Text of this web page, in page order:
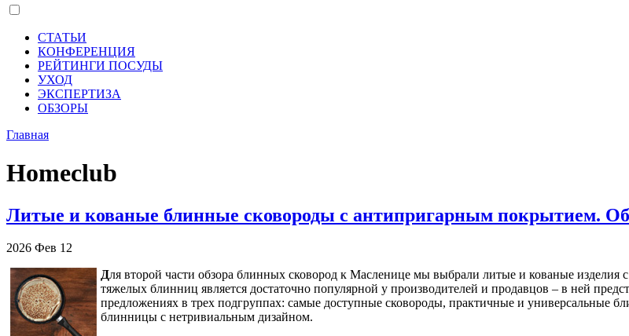
СТАТЬИ
КОНФЕРЕНЦИЯ
РЕЙТИНГИ ПОСУДЫ
УХОД
ЭКСПЕРТИЗА
ОБЗОРЫ
Главная
Homeclub
Литые и кованые блинные сковороды с антипригарным покрытием.
2026 Фев 12
Для второй части обзора блинных сковород к Масленице мы выбрали литые и кованые
тяжелых блинниц является достаточно популярной у производителей и продавцов – в ней
предложениях в трех подгруппах: самые доступные сковороды, практичные и универсальные
блинницы с нетривиальным дизайном.